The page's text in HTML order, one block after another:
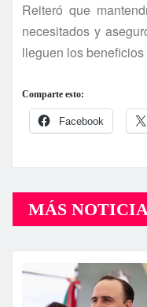
Reiteró que
necesitados y
lleguen los
Comparte esto:
Facebook
MÁS